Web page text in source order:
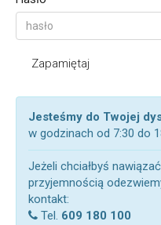
Zapamiętaj
Jesteśmy do Twojej
w godzinach od 7:30 do
Jeżeli chciałbyś
przyjemnością
kontakt:
Tel. 609 180 100